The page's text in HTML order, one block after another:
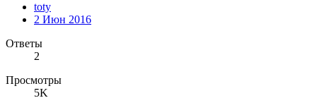
toty
2 Июн 2016
Ответы
2
Просмотры
5K